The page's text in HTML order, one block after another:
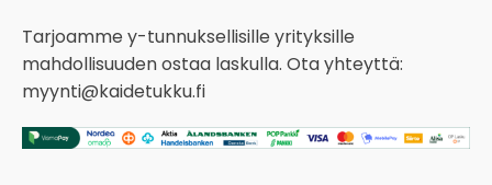
Tarjoamme y-tunnuksellisille yrityksille
mahdollisuuden ostaa laskulla. Ota yhteyttä:
myynti@kaidetukku.fi